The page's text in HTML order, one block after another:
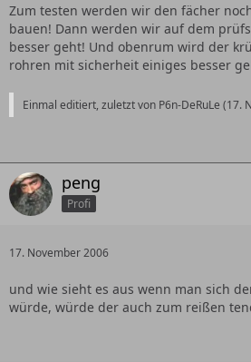
Zum testen werden wir den fächer
bauen! Dann werden wir auf dem
besser geht! Und obenrum wird der
rohren mit sicherheit einiges besser
Einmal editiert, zuletzt von P6n-DeRuLe (17.
peng
Profi
17. November 2006
und wie sieht es aus wenn man sich
würde, würde der auch zum reißen